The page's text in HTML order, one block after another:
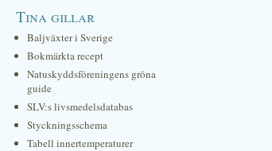
Tina gillar
Baljväxter i Sverige
Bokmärkta recept
Natuskyddsföreningens gröna
guide
SLV:s livsmedelsdatabas
Styckningsschema
Tabell innertemperaturer